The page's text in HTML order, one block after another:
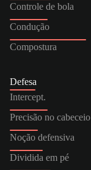
Controle de bola
Condução
Compostura
Defesa
Intercept.
Precisão no cabeceio
Noção defensiva
Dividida em pé